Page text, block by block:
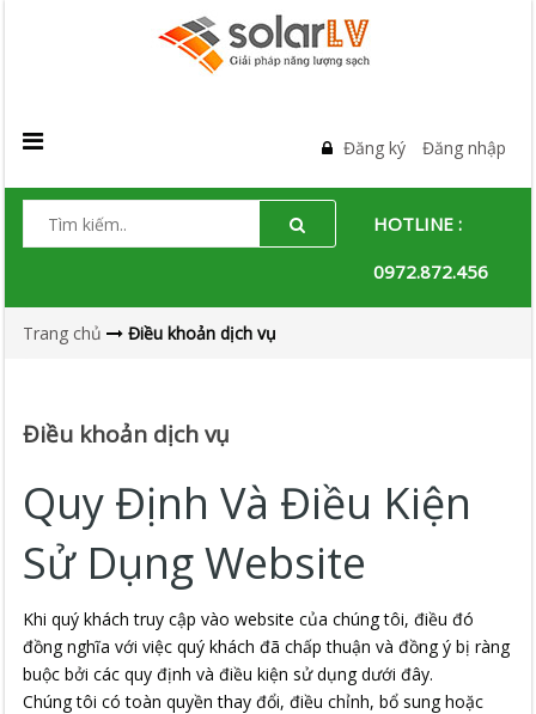
Đăng ký Đăng nhập
HOTLINE :
0972.872.456
Trang chủ Điều khoản dịch vụ
Điều khoản dịch vụ
Quy Định Và Điều Kiện
Sử Dụng Website
Khi quý khách truy cập vào website của chúng tôi, điều đó
đồng nghĩa với việc quý khách đã chấp thuận và đồng ý bị ràng
buộc bởi các quy định và điều kiện sử dụng dưới đây.
Chúng tôi có toàn quyền thay đổi, điều chỉnh, bổ sung hoặc